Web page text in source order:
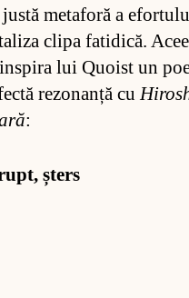
justă me­ta­foră a
clipa fa­ti­di­că.
lui Qu­o­ist un
re­zo­nanță cu
:
șters